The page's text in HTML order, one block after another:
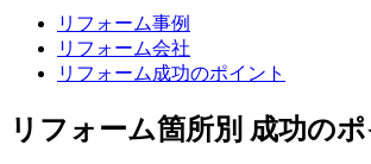
リフォーム事例
リフォーム会社
リフォーム成功のポイント
リフォーム箇所別 成功の